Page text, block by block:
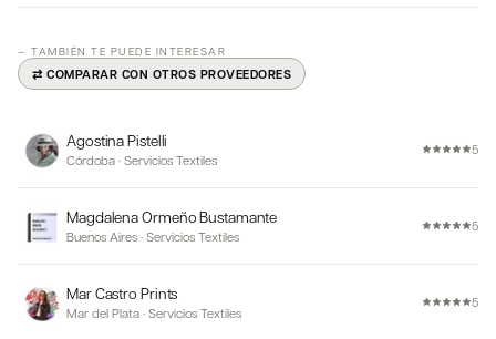
— TAMBIÉN TE PUEDE INTERESAR
⇄ COMPARAR CON OTROS PROVEEDORES
Agostina Pistelli
Córdoba · Servicios Textiles
5
Magdalena Ormeño Bustamante
Buenos Aires · Servicios Textiles
5
Mar Castro Prints
Mar del Plata · Servicios Textiles
5